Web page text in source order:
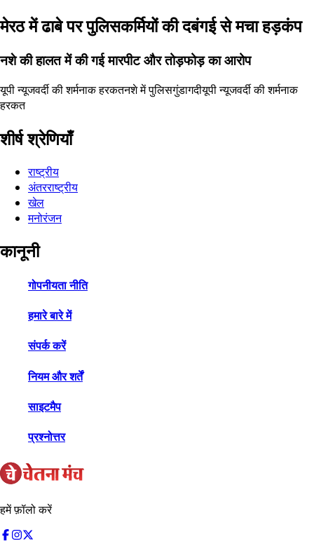
मेरठ में ढाबे पर पुलिसकर्मियों की दबंगई से मचा हड़कंप
नशे की हालत में की गई मारपीट और तोड़फोड़ का आरोप
यूपी न्यूजवर्दी की शर्मनाक हरकतनशे में पुलिसगुंडागदीयूपी न्यूजवर्दी की शर्मनाक
हरकत
शीर्ष श्रेणियाँ
राष्ट्रीय
अंतरराष्ट्रीय
खेल
मनोरंजन
कानूनी
गोपनीयता नीति
हमारे बारे में
संपर्क करें
नियम और शर्तें
साइटमैप
प्रश्नोत्तर
हमें फ़ॉलो करें